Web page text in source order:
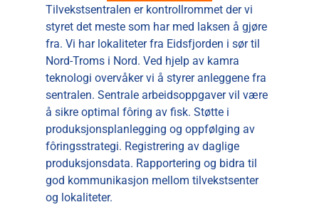
Tilvekstsentralen er kontrollrommet der vi
styret det meste som har med laksen å gjøre
fra. Vi har lokaliteter fra Eidsfjorden i sør til
Nord-Troms i Nord. Ved hjelp av kamra
teknologi overvåker vi å styrer anleggene fra
sentralen. Sentrale arbeidsoppgaver vil være
å sikre optimal fôring av fisk. Støtte i
produksjonsplanlegging og oppfølging av
fôringsstrategi. Registrering av daglige
produksjonsdata. Rapportering og bidra til
god kommunikasjon mellom tilvekstsenter
og lokaliteter.